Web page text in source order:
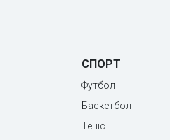
СПОРТ
Футбол
Баскетбол
Теніс